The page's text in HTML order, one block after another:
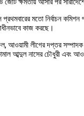
মতো নির্বাচন
কাজ করছে।
আওয়ামী লীগের দপ্তর
আব্দুল নাসের চৌধুরী এবং